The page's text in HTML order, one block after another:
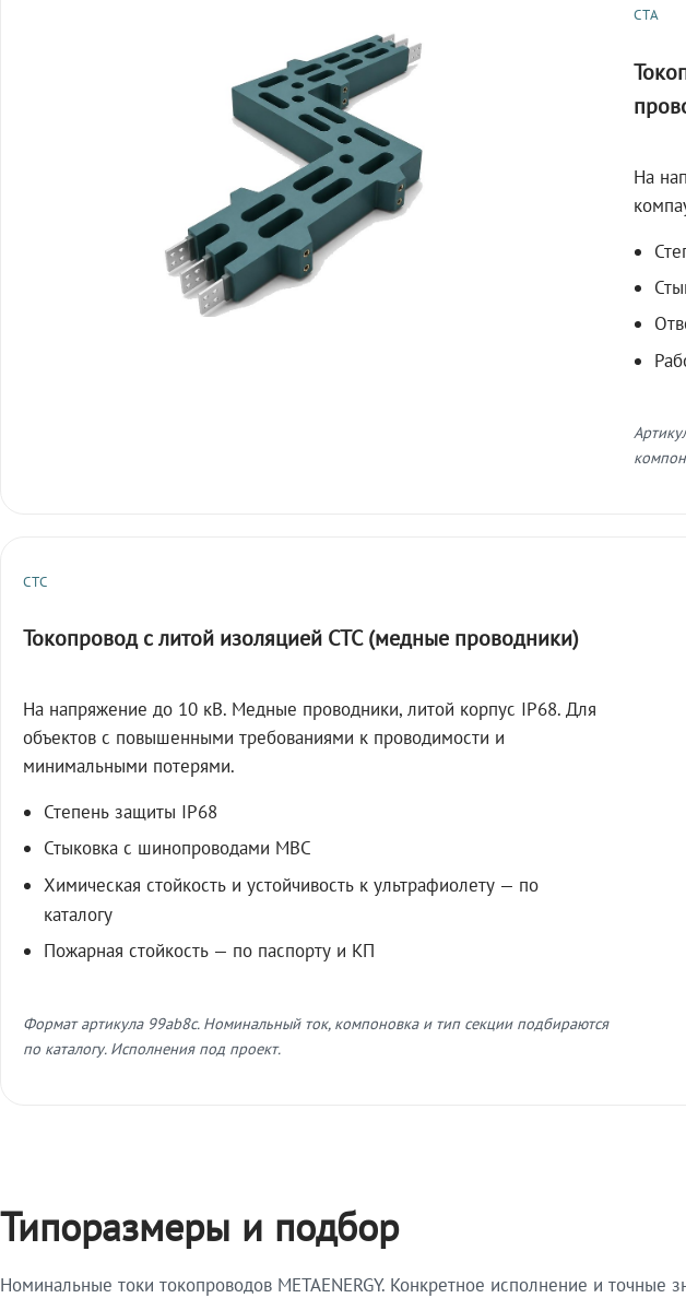
СТА
На
СТС
Токопровод с литой изоляцией СТС (медные проводники)
На напряжение до 10 кВ. Медные проводники, литой корпус IP68. Для
объектов с повышенными требованиями к проводимости и
минимальными потерями.
Степень защиты IP68
Стыковка с шинопроводами МВС
Химическая стойкость и устойчивость к ультрафиолету — по
каталогу
Пожарная стойкость — по паспорту и КП
Формат артикула 99ab8c. Номинальный ток, компоновка и тип секции подбираются
по каталогу. Исполнения под проект.
Типоразмеры и подбор
Номинальные токи токопроводов METAENERGY. Конкретное исполнение и точные